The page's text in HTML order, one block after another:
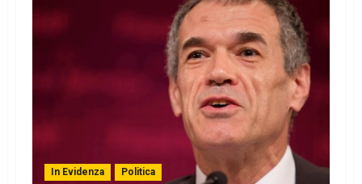
In Evidenza Politica